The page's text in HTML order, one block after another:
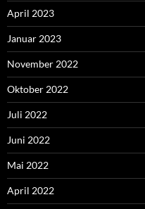
April 2023
Januar 2023
November 2022
Oktober 2022
Juli 2022
Juni 2022
Mai 2022
April 2022